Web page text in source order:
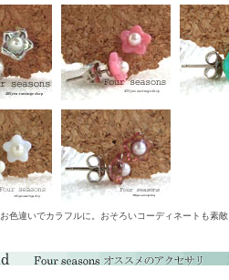
お色違いでカラフルに。おそろいコーディネートも素敵